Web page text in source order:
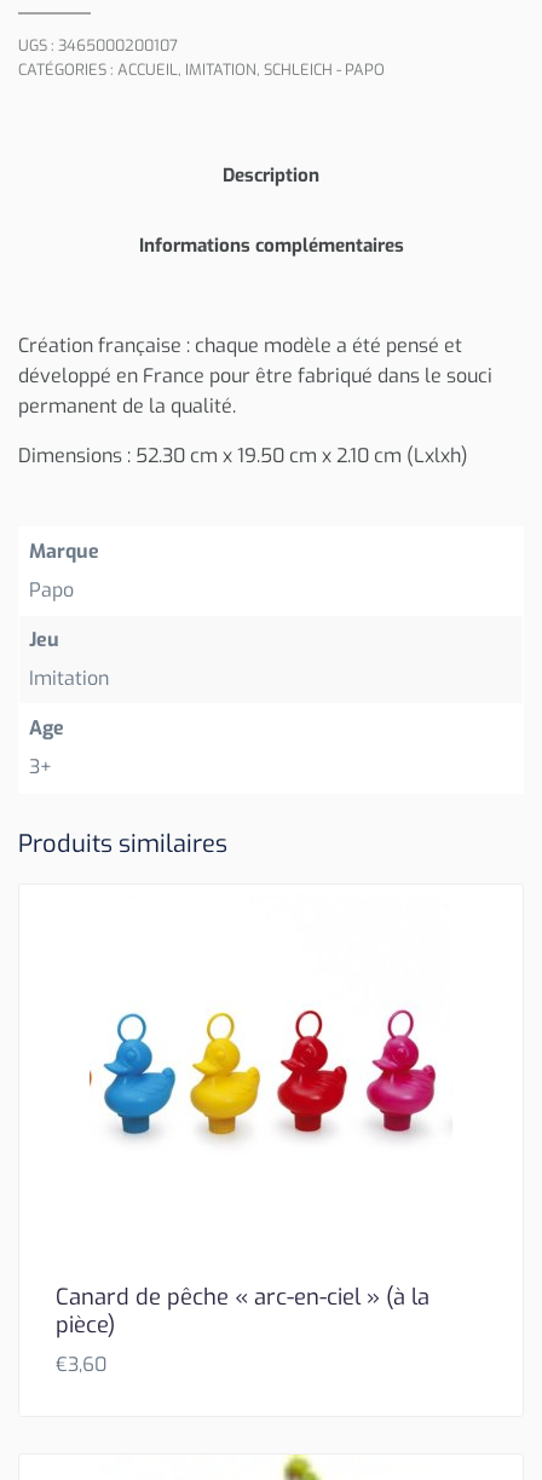
UGS : 3465000200107
CATÉGORIES : ACCUEIL, IMITATION, SCHLEICH - PAPO
Description
Informations complémentaires
Création française : chaque modèle a été pensé et
développé en France pour être fabriqué dans le souci
permanent de la qualité.
Dimensions : 52.30 cm x 19.50 cm x 2.10 cm (Lxlxh)
Marque
Papo
Jeu
Imitation
Age
3+
Produits similaires
Canard de pêche « arc-en-ciel » (à la
pièce)
€3,60